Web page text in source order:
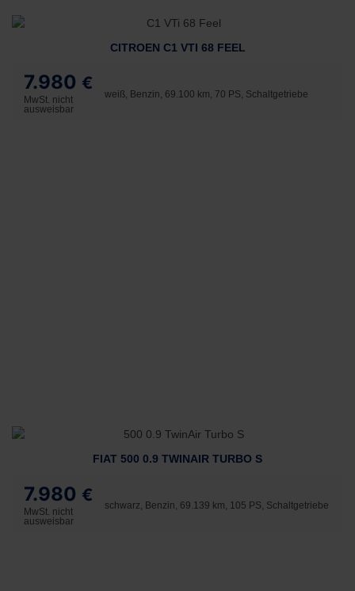
CITROEN C1 VTI 68 FEEL
7.980 €
MwSt. nicht
ausweisbar
weiß, Benzin, 69.100 km, 70 PS, Schaltgetriebe
FIAT 500 0.9 TWINAIR TURBO S
7.980 €
MwSt. nicht
ausweisbar
schwarz, Benzin, 69.139 km, 105 PS, Schaltgetriebe